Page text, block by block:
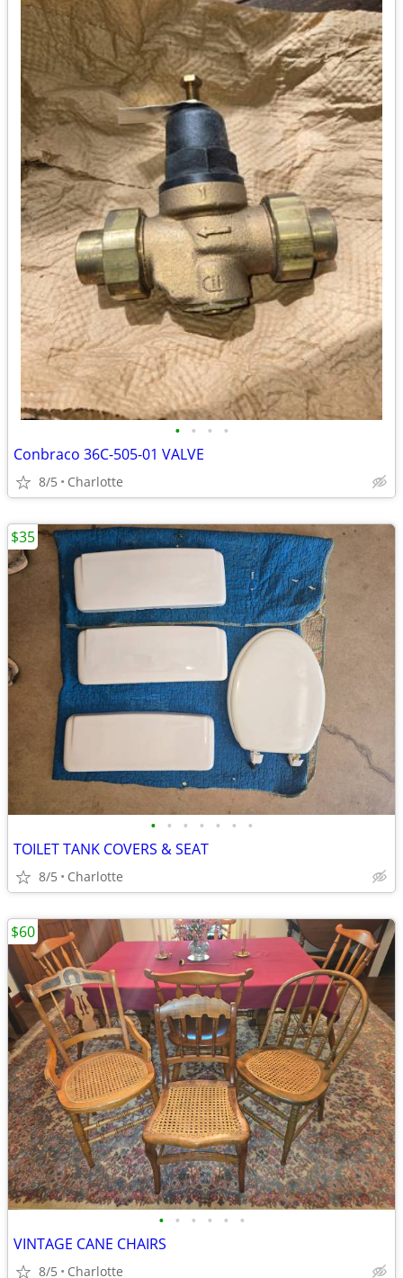
• • • •
Conbraco 36C-505-01 VALVE
8/5 Charlotte
• • • • • • •
TOILET TANK COVERS & SEAT
8/5 Charlotte
$35
• • • • • •
VINTAGE CANE CHAIRS
8/5 Charlotte
$60